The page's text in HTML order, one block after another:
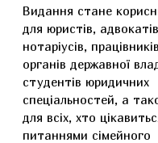
Видання стане
для юристів,
нотаріусів, працівників
органів державної
студентів юридичних
спеціальностей, а
для всіх, хто
питаннями сімейного